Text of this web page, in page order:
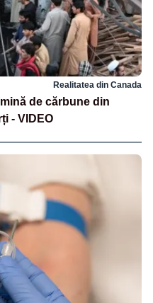
Realitatea din Canada
de cărbune din
- VIDEO